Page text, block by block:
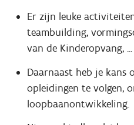
Er zijn leuke
teambuilding,
van de Kinderopvang, ...
Daarnaast heb je kans
opleidingen te volgen,
loopbaanontwikkeling.